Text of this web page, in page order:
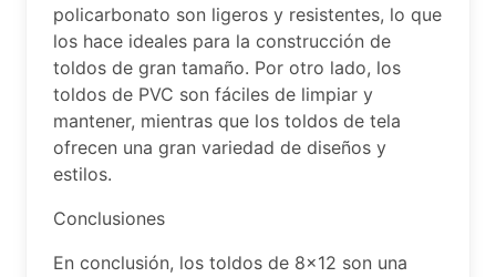
policarbonato son ligeros y resistentes, lo que
los hace ideales para la construcción de
toldos de gran tamaño. Por otro lado, los
toldos de PVC son fáciles de limpiar y
mantener, mientras que los toldos de tela
ofrecen una gran variedad de diseños y
estilos.
Conclusiones
En conclusión, los toldos de 8×12 son una